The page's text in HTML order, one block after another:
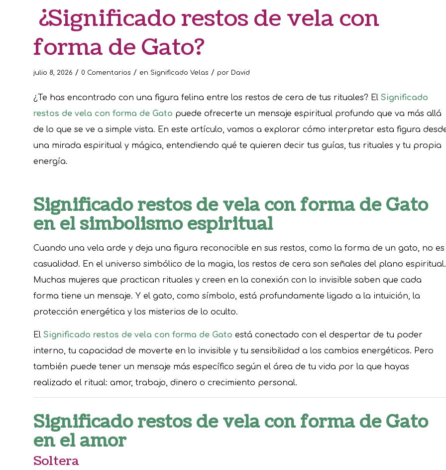
¿Significado restos de vela con
forma de Gato?
julio 8, 2026 / 0 Comentarios / en Significado Velas / por David
¿Te has encontrado con una figura felina entre los restos de cera de tus rituales? El Significado
restos de vela con forma de Gato puede ofrecerte un mensaje espiritual profundo que va más allá
de lo que se ve a simple vista. En este artículo, vamos a explorar cómo interpretar esta figura
una mirada espiritual y mágica, entendiendo qué te quieren decir tus guías, tus rituales y tu propia
energía.
Significado restos de vela con forma de Gato
en el simbolismo espiritual
Cuando una vela arde y deja una figura reconocible en sus restos, como la forma de un gato, no es
casualidad. En el universo simbólico de la magia, los restos de cera son señales del plano espiritual.
Muchas mujeres que practican rituales y creen en la conexión con lo invisible saben que cada
forma tiene un mensaje. Y el gato, como símbolo, está profundamente ligado a la intuición, la
protección energética y los misterios de lo oculto.
El Significado restos de vela con forma de Gato está conectado con el despertar de tu poder
interno, tu capacidad de moverte en lo invisible y tu sensibilidad a los cambios energéticos. Pero
también puede tener un mensaje más específico según el área de tu vida por la que hayas
realizado el ritual: amor, trabajo, dinero o crecimiento personal.
Significado restos de vela con forma de Gato
en el amor
Soltera